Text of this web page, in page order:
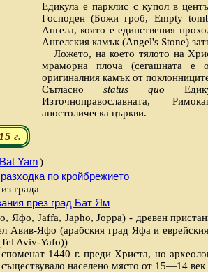
Едикула е парклис с купол в
Господен (Божи гроб, Empty
Ангела, която е единствения
Ангелския камък (Angel's Stone)
Ложето, на което тялото на
мраморна плоча (сегашната
оригиналния камък от
Съгласно status quo
Източноправославната,
апостолическа църкви.
г.
Bat Yam)
по кройбрежието
града
през град Бат Ям
Яфо, Jaffa, Japho, Joppa) - древен
Авив-Яфо (арабския град Яфа и
Aviv-Yafo))
1440 г. преди Христа, но
населено място от 15—14 век